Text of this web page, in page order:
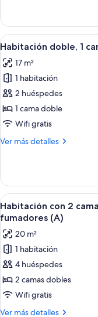
individual,
cama
fumadores
Abrir
todas
las
fotos
de
Habitación
doble,
cama
21
Habitación doble, 1
17 m²
1 habitación
2 huéspedes
1 cama doble
Wifi gratis
Ver más detalles
Más
doble,
cama
doble,
Abrir
todas
las
fotos
de
Habitación
con
2
camas
14
Habitación con 2
fumadores (A)
20 m²
1 habitación
4 huéspedes
2 camas dobles
Wifi gratis
Ver más detalles
Más